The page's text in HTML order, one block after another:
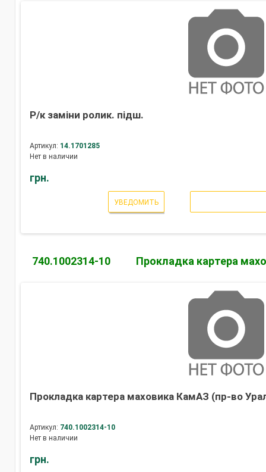
Р/к заміни ролик. підш.
Артикул: 14.1701285
Нет в наличии
грн.
УВЕДОМИТЬ
740.1002314-10 Прокладка картера
Прокладка картера маховика КамАЗ (пр-во
Артикул: 740.1002314-10
Нет в наличии
грн.